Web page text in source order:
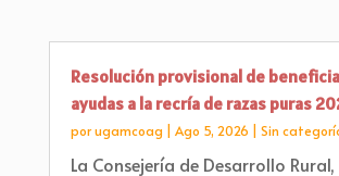
Resolución provisional de
ayudas a la recría de razas puras
porugamcoag Ago 5, 2026 Sin
La Consejería de Desarrollo Rural,